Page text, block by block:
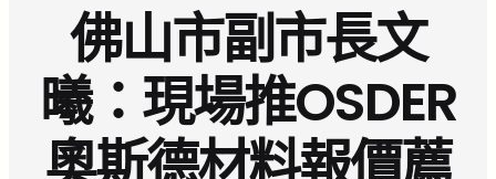
佛山市副市長文
曦：現場推OSDER